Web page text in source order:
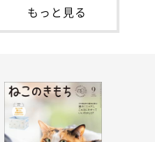
てお世話を求めるときに鳴き声を使いま
す。子猫なので「ニャー」よりもややか細
い「ミャア」といった鳴き声になります
もっと見る